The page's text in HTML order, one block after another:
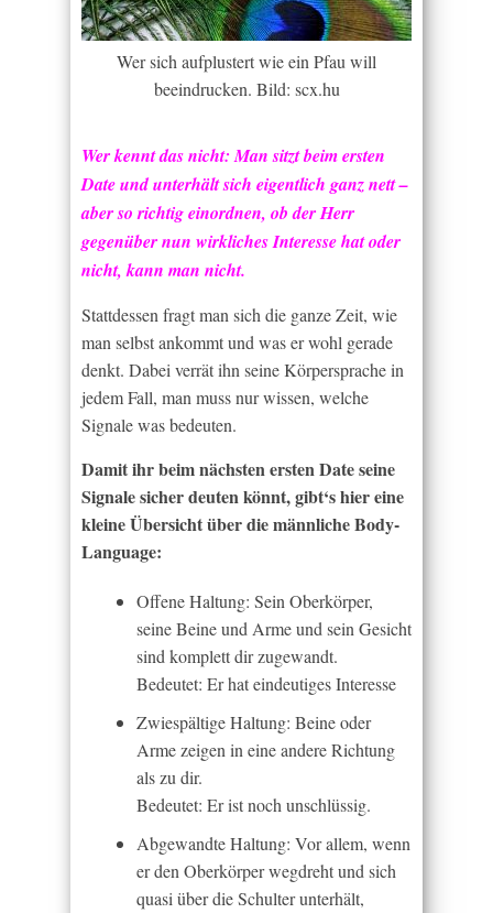
Wer sich aufplustert wie ein Pfau will
beeindrucken. Bild: scx.hu
Wer kennt das nicht: Man sitzt beim ersten
Date und unterhält sich eigentlich ganz nett –
aber so richtig einordnen, ob der Herr
gegenüber nun wirkliches Interesse hat oder
nicht, kann man nicht.
Stattdessen fragt man sich die ganze Zeit, wie
man selbst ankommt und was er wohl gerade
denkt. Dabei verrät ihn seine Körpersprache in
jedem Fall, man muss nur wissen, welche
Signale was bedeuten.
Damit ihr beim nächsten ersten Date seine
Signale sicher deuten könnt, gibt‘s hier eine
kleine Übersicht über die männliche Body-
Language:
Offene Haltung: Sein Oberkörper,
seine Beine und Arme und sein Gesicht
sind komplett dir zugewandt.
Bedeutet: Er hat eindeutiges Interesse
Zwiespältige Haltung: Beine oder
Arme zeigen in eine andere Richtung
als zu dir.
Bedeutet: Er ist noch unschlüssig.
Abgewandte Haltung: Vor allem, wenn
er den Oberkörper wegdreht und sich
quasi über die Schulter unterhält,